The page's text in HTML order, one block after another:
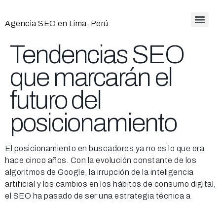
Agencia SEO en Lima, Perú
Tendencias SEO
que marcarán el
futuro del
posicionamiento
El posicionamiento en buscadores ya no es lo que era
hace cinco años. Con la evolución constante de los
algoritmos de Google, la irrupción de la inteligencia
artificial y los cambios en los hábitos de consumo digital,
el SEO ha pasado de ser una estrategia técnica a